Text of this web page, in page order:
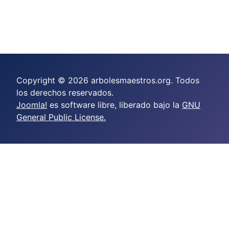
Copyright © 2026 arbolesmaestros.org. Todos
los derechos reservados.
Joomla! es software libre, liberado bajo la GNU
General Public License.